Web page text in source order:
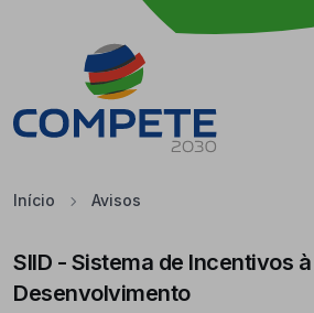
Saltar para o conteúdo principal da
Início Avisos
SIID - Sistema de Incentivos
Desenvolvimento